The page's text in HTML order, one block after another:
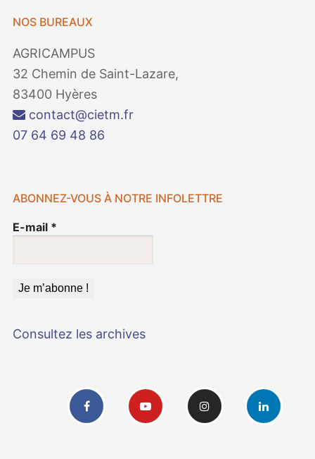
NOS BUREAUX
AGRICAMPUS
32 Chemin de Saint-Lazare,
83400 Hyères
contact@cietm.fr
07 64 69 48 86
ABONNEZ-VOUS À NOTRE INFOLETTRE
E-mail *
Consultez les archives